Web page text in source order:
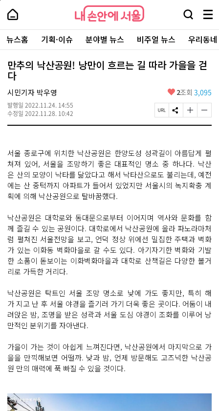
본
로
가
내
손
안
에
서
울
-
서
울
시
대
표
소
통
포
내
손
에
울
검
창
열
기
메
뉴
전
체
보
주
요
서
뉴스홈 기획·이슈 분야별 뉴스 비주얼 뉴스 우리동
만추의 낙산공원! 낭만이 흐르는 길 따라 가을을 걷
다
시민기자 박우영
발행일 2022.11.24. 14:55
수정일 2022.11.28. 10:42
좋
요
2조회 3,095
페
이
R
L
복
사
S
N
유
하
기
글
자
크
게
변
경
하
기
글
자
작
게
변
경
하
기
서울 종로구에 위치한 낙산공원은 한양도성 성곽길이 아름답게 펼
쳐져 있어, 서울을 조망하기 좋은 대표적인 명소 중 하나다. 낙산
은 산의 모양이 낙타를 닮았다고 해서 낙타산으로도 불리는데, 예전
에는 산 중턱까지 아파트가 들어서 있었지만 서울시의 녹지확충 계
획에 의해 낙산공원으로 탈바꿈했다.
낙산공원은 대학로와 동대문으로부터 이어지며 역사와 문화를 함
께 즐길 수 있는 공원이다. 대학로에서 낙산공원에 올라 파노라마처
럼 펼쳐진 서울전망을 보고, 언덕 정상 위에선 밀집한 주택과 벽화
가 있는 이화동 벽화마을로 갈 수도 있다. 아기자기한 벽화와 기발
한 소품이 돋보이는 이화벽화마을과 대학로 산책길은 다양한 볼거
리로 가득한 거리다.
낙산공원은 탁트인 서울 조망 명소로 낮에 가도 좋지만, 특히 해
가 지고 난 후 서울 야경을 즐기러 가기 더욱 좋은 곳이다. 어둠이 내
려앉은 밤, 조명을 받은 성곽과 서울 도심 야경이 조화를 이루어 낭
만적인 분위기를 자아낸다.
가을이 가는 것이 아쉽게 느껴진다면, 낙산공원에서 마지막으로 가
을을 만끽해보면 어떨까. 낮과 밤, 언제 방문해도 고즈넉한 낙산공
원 만의 매력에 푹 빠질 수 있을 것이다.
페
상
단
로